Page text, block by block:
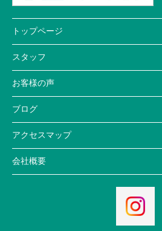
トップページ
スタッフ
お客様の声
ブログ
アクセスマップ
会社概要